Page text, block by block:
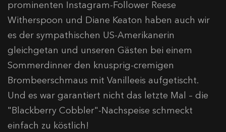
prominenten Instagram-Follower Reese
Witherspoon und Diane Keaton haben auch wir
es der sympathischen US-Amerikanerin
gleichgetan und unseren Gästen bei einem
Sommerdinner den knusprig-cremigen
Brombeerschmaus mit Vanilleeis aufgetischt.
Und es war garantiert nicht das letzte Mal – die
"Blackberry Cobbler"-Nachspeise schmeckt
einfach zu köstlich!